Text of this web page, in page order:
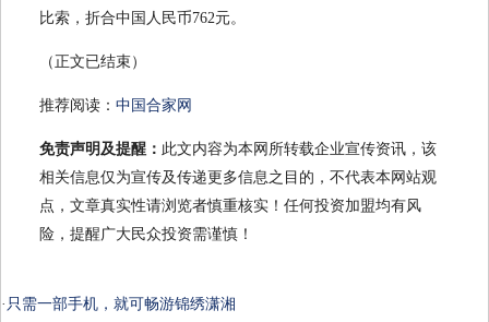
比索，折合中国人民币762元。
（正文已结束）
推荐阅读： 中国合家网
免责声明及提醒： 此文内容为本网所转载企业宣传资讯，该
相关信息仅为宣传及传递更多信息之目的，不代表本网站观
点，文章真实性请浏览者慎重核实！任何投资加盟均有风
险，提醒广大民众投资需谨慎！
· 只需一部手机，就可畅游锦绣潇湘